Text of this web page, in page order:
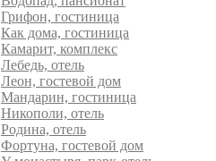
Грифон, гостиница
Как дома, гостиница
Камарит, комплекс
Лебедь, отель
Леон, гостевой дом
Мандарин, гостиница
Никополи, отель
Родина, отель
Фортуна, гостевой дом